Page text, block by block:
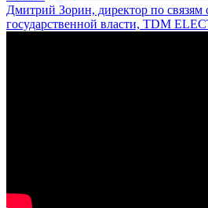
Дмитрий Зорин, директор по связям
государственной власти, TDM